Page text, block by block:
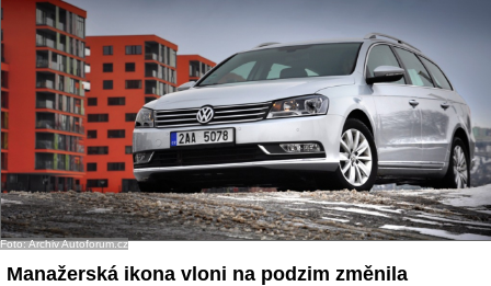
Foto: Archiv Autoforum.cz
Manažerská ikona vloni na podzim změnila